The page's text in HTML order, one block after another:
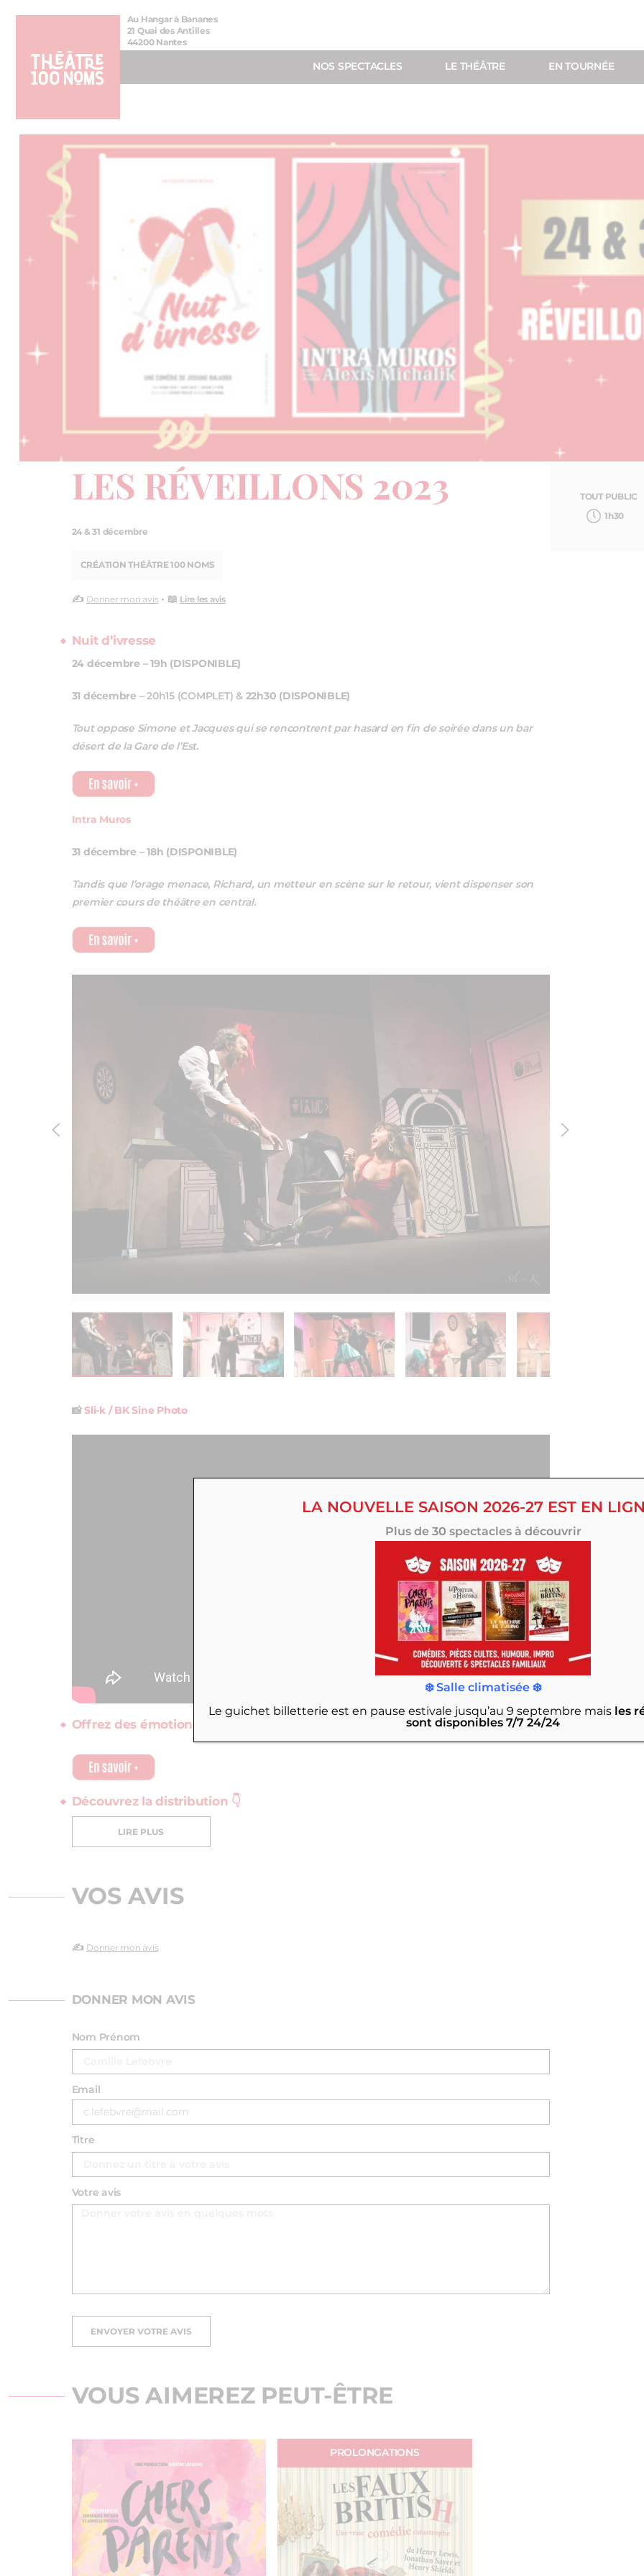
Aller
Aller au
Au Hangar à Bananes
21 Quai des Antilles
44200 Nantes
NOS SPECTACLES LE THÉÂTRE EN TOURNÉE
LES RÉVEILLONS 2023
24 & 31 décembre
CRÉATION THÉÂTRE 100 NOMS
✍️ Donner mon avis• 📖 Lire les avis
Nuit d’ivresse
24 décembre – 19h (DISPONIBLE)
31 décembre – 20h15 (COMPLET) & 22h30 (DISPONIBLE)
Tout oppose Simone et Jacques qui se rencontrent par hasard en fin de soirée dans un bar
désert de la Gare de l’Est.
Intra Muros
31 décembre – 18h (DISPONIBLE)
Tandis que l’orage menace, Richard, un metteur en scène sur le retour, vient dispenser son
premier cours de théâtre en central.
📸Sli-k / BK Sine Photo
Offrez des émotions et pensez à la carte cadeau 🎁!
Découvrez la distribution 👇
LIRE PLUS
VOS AVIS
✍️ Donner mon avis
DONNER MON AVIS
Nom Prénom
Email
Titre
Votre avis
ENVOYER VOTRE AVIS
TOUT PUBLIC
1h30
VOUS AIMEREZ PEUT-ÊTRE
PROLONGATIONS
LA NOUVELLE SAISON 2026-27 EST EN
Plus de 30 spectacles à découvrir
❄️ Salle climatisée ❄️
Le guichet billetterie est en pause estivale jusqu’au 9 septembre maisles
sont disponibles 7/7 24/24